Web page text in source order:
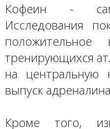
Кофеин -
Исследования
положительное
тренирующихся
на центральную
выпуск
Кроме того,